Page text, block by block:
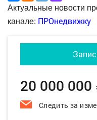
Актуальные новости
канале: ПРОнедвижку
20 000 000
Следить за